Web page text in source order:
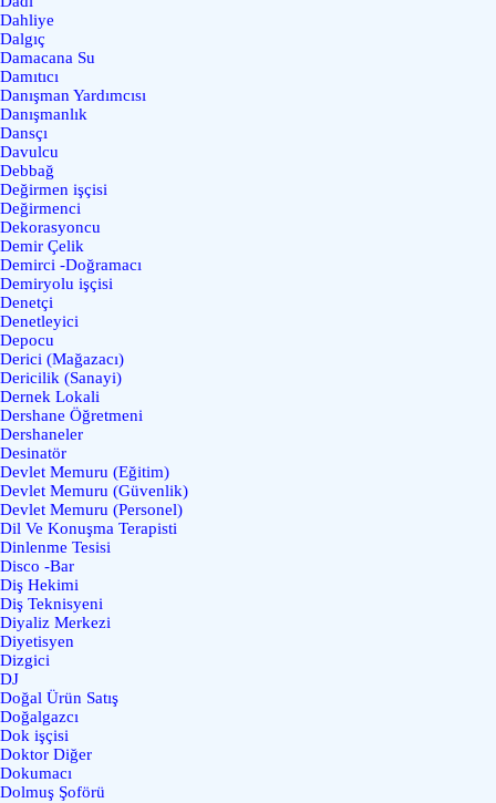
Dahliye
Dalgıç
Damacana Su
Damıtıcı
Danışman Yardımcısı
Danışmanlık
Dansçı
Davulcu
Debbağ
Değirmen işçisi
Değirmenci
Dekorasyoncu
Demir Çelik
Demirci -Doğramacı
Demiryolu işçisi
Denetçi
Denetleyici
Depocu
Derici (Mağazacı)
Dericilik (Sanayi)
Dernek Lokali
Dershane Öğretmeni
Dershaneler
Desinatör
Devlet Memuru (Eğitim)
Devlet Memuru (Güvenlik)
Devlet Memuru (Personel)
Dil Ve Konuşma Terapisti
Dinlenme Tesisi
Disco -Bar
Diş Hekimi
Diş Teknisyeni
Diyaliz Merkezi
Diyetisyen
Dizgici
DJ
Doğal Ürün Satış
Doğalgazcı
Dok işçisi
Doktor Diğer
Dokumacı
Dolmuş Şoförü